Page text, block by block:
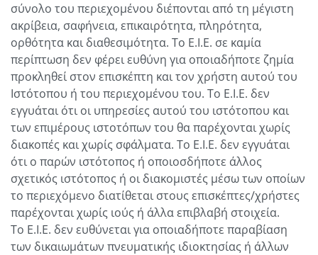
σύνολο του περιεχομένου διέπονται από τη μέγιστη
ακρίβεια, σαφήνεια, επικαιρότητα, πληρότητα,
ορθότητα και διαθεσιμότητα. Το Ε.Ι.Ε. σε καμία
περίπτωση δεν φέρει ευθύνη για οποιαδήποτε ζημία
προκληθεί στον επισκέπτη και τον χρήστη αυτού του
Ιστότοπου ή του περιεχομένου του. Το Ε.Ι.Ε. δεν
εγγυάται ότι οι υπηρεσίες αυτού του ιστότοπου και
των επιμέρους ιστοτόπων του θα παρέχονται χωρίς
διακοπές και χωρίς σφάλματα. Το Ε.Ι.Ε. δεν εγγυάται
ότι ο παρών ιστότοπος ή οποιοσδήποτε άλλος
σχετικός ιστότοπος ή οι διακομιστές μέσω των οποίων
το περιεχόμενο διατίθεται στους επισκέπτες/χρήστες
παρέχονται χωρίς ιούς ή άλλα επιβλαβή στοιχεία.
Το Ε.Ι.Ε. δεν ευθύνεται για οποιαδήποτε παραβίαση
των δικαιωμάτων πνευματικής ιδιοκτησίας ή άλλων